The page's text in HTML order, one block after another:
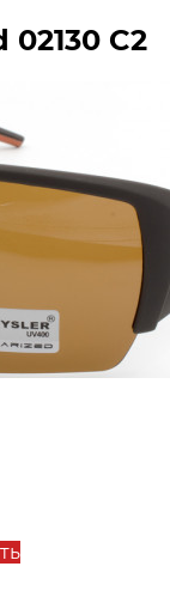
02130 C2